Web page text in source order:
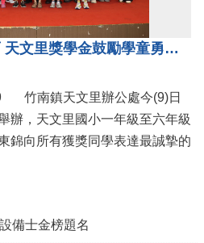
地方各界齊心支持教育 天文里獎學金鼓勵學童勇敢追夢
辦，天文里國小一年級至六年級
錦向所有獲獎同學表達最誠摯的
備士金榜題名